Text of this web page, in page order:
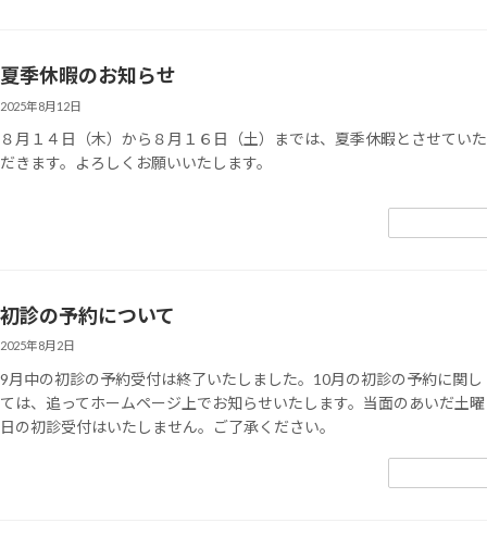
夏季休暇のお知らせ
2025年8月12日
８月１４日（木）から８月１６日（土）までは、夏季休暇とさせていた
だきます。よろしくお願いいたします。
初診の予約について
2025年8月2日
9月中の初診の予約受付は終了いたしました。10月の初診の予約に関し
ては、追ってホームページ上でお知らせいたします。当面のあいだ土曜
日の初診受付はいたしません。ご了承ください。